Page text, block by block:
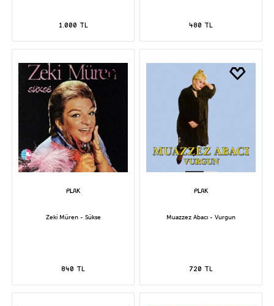
1.000 TL 480 TL
Zeki Müren - Sükse
840 TL
Muazzez Abacı - Vurgun
720 TL